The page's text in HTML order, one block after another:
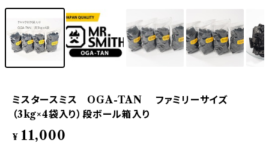
ミスタースミス OGA-TAN ファミリーサイズ
（3kg×4袋入り）段ボール箱入り
¥ 11,000